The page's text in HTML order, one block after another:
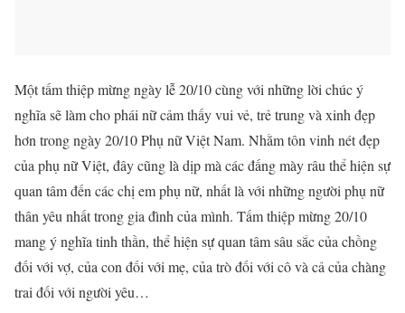
Một tấm thiệp mừng ngày lễ 20/10 cùng với những lời chúc ý
nghĩa sẽ làm cho phái nữ cảm thấy vui vẻ, trẻ trung và xinh đẹp
hơn trong ngày 20/10 Phụ nữ Việt Nam. Nhằm tôn vinh nét đẹp
của phụ nữ Việt, đây cũng là dịp mà các đấng mày râu thể hiện sự
quan tâm đến các chị em phụ nữ, nhất là với những người phụ nữ
thân yêu nhất trong gia đình của mình. Tấm thiệp mừng 20/10
mang ý nghĩa tinh thần, thể hiện sự quan tâm sâu sắc của chồng
đối với vợ, của con đối với mẹ, của trò đối với cô và cả của chàng
trai đối với người yêu…